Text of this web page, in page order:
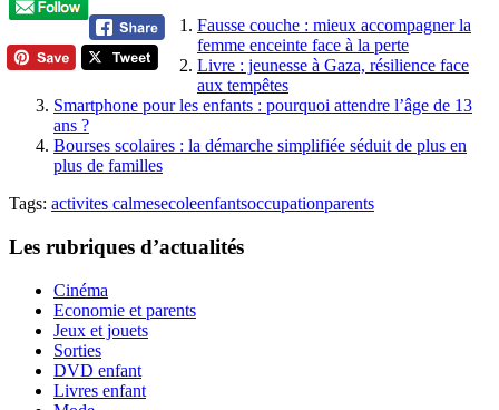
Fausse couche : mieux accompagner la
femme enceinte face à la perte
Livre : jeunesse à Gaza, résilience face
aux tempêtes
Smartphone pour les enfants : pourquoi attendre l’âge de 13
ans ?
Bourses scolaires : la démarche simplifiée séduit de plus en
plus de familles
Tags: activites calmesecoleenfantsoccupationparents
Les rubriques d’actualités
Cinéma
Economie et parents
Jeux et jouets
Sorties
DVD enfant
Livres enfant